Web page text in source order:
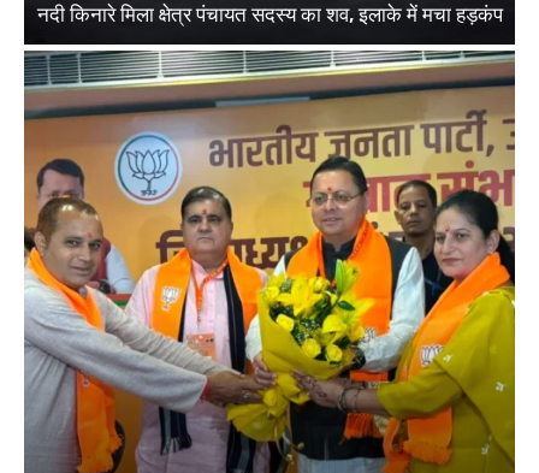
नदी किनारे मिला क्षेत्र पंचायत सदस्य का शव, इलाके में मचा हड़कंप